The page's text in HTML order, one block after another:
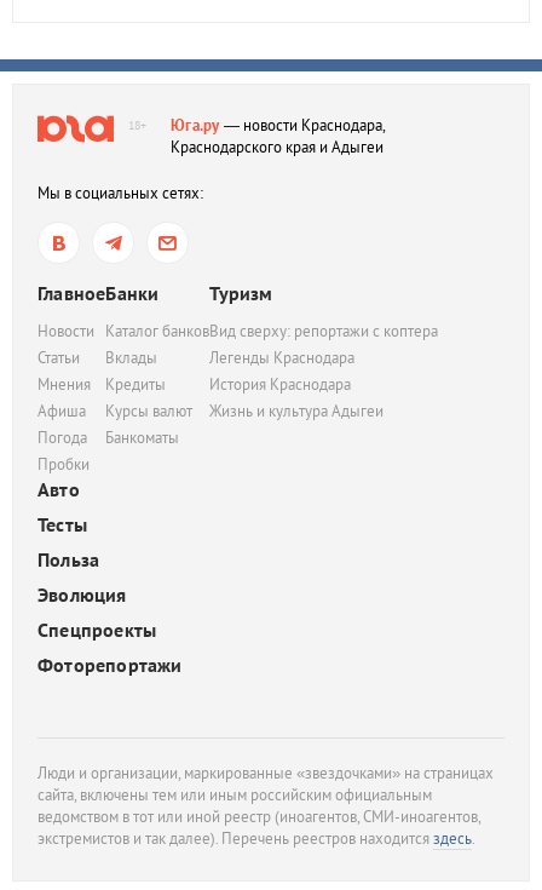
18+ Юга.ру— новости Краснодара,
Краснодарского края и Адыгеи
Мы в социальных сетях:
Главное
Новости
Статьи
Мнения
Афиша
Погода
Пробки
Банки
Каталог банков
Вклады
Кредиты
Курсы валют
Банкоматы
Туризм
Вид сверху: репортажи с коптера
Легенды Краснодара
История Краснодара
Жизнь и культура Адыгеи
Авто
Тесты
Польза
Эволюция
Спецпроекты
Фоторепортажи
Люди и организации, маркированные «звездочками» на страницах
сайта, включены тем или иным российским официальным
ведомством в тот или иной реестр (иноагентов, СМИ-иноагентов,
экстремистов и так далее). Перечень реестров находитсяздесь.